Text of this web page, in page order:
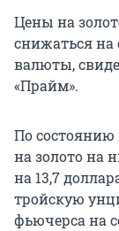
Цены на
снижаться
валюты,
«Прайм».
По состоянию
на золото на
на 13,7
тройскую
фьючерса на